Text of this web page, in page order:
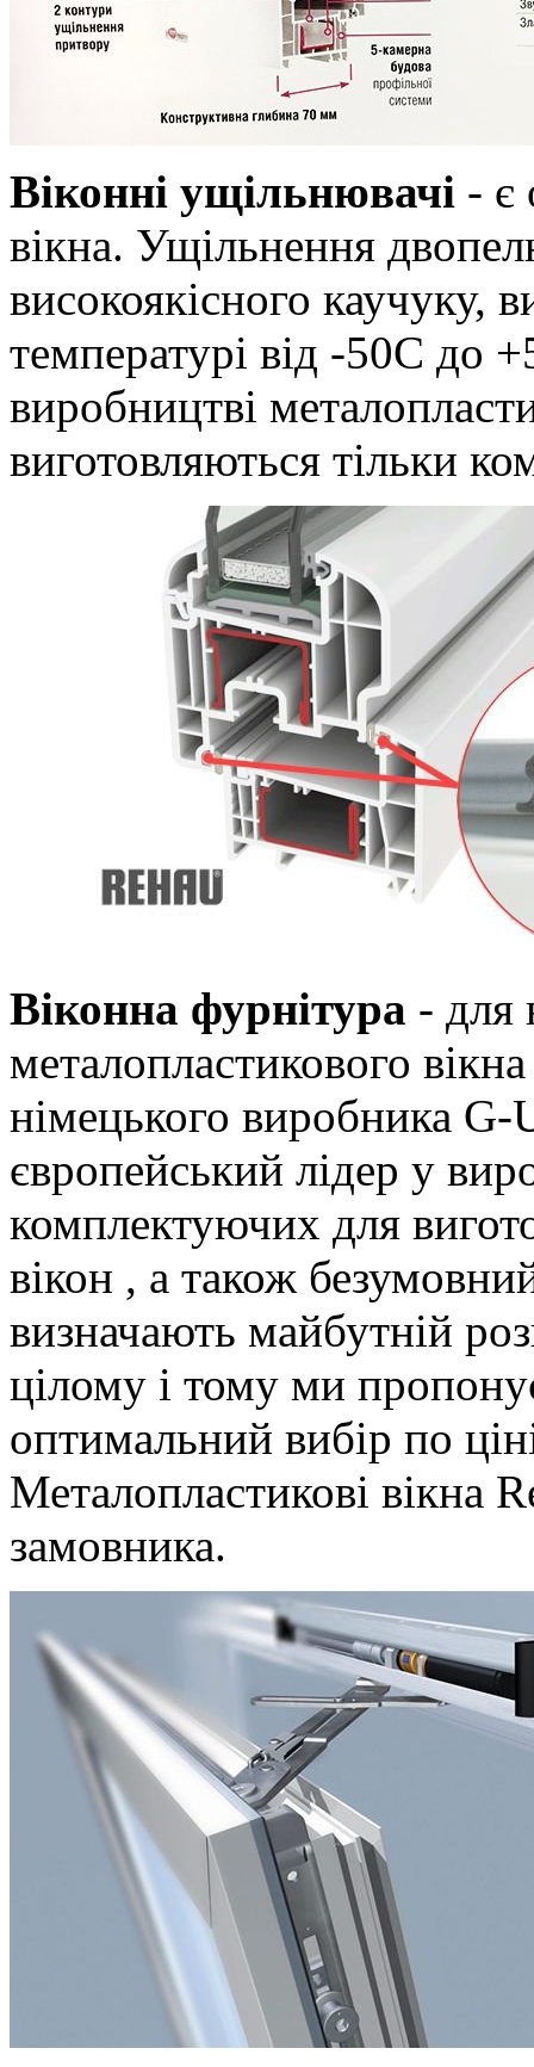
Віконні ущільнювачі - є
вікна. Ущільнення
високоякісного
температурі від -50С до
виробництві
виготовляються тільки
Віконна фурнітура - для
металопластикового
німецького виробника
європейський лідер у
комплектуючих для
вікон , а також
визначають майбутній
цілому і тому ми
оптимальний вибір по
Металопластикові вікна
замовника.